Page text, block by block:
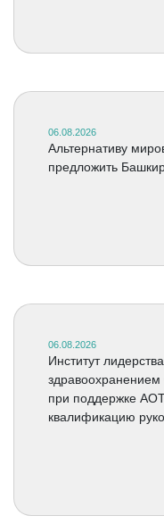
06.08.2026
Альтернативу
предложить
06.08.2026
Институт
здравоохранением
при поддержке
квалификацию